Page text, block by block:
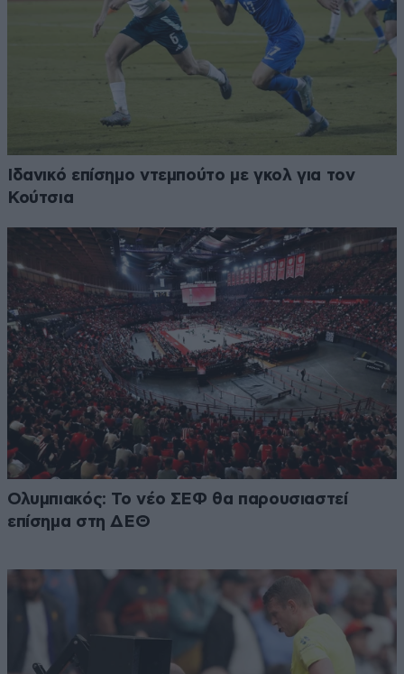
Ιδανικό επίσημο ντεμπούτο με γκολ για τον
Κούτσια
Ολυμπιακός: Το νέο ΣΕΦ θα παρουσιαστεί
επίσημα στη ΔΕΘ